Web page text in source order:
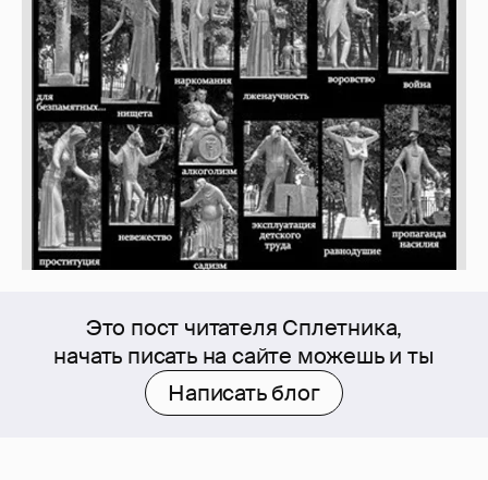
Это пост читателя Сплетника,
начать писать на сайте можешь и ты
Написать блог